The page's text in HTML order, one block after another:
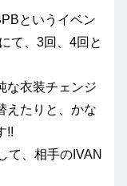
というイベン
て、3回、4回と
な衣装チェンジ
えたりと、かな
!!
て、相手のIVAN